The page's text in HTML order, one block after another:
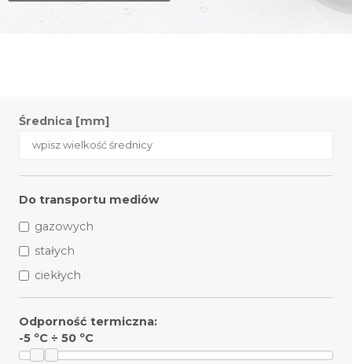
Średnica [mm]
Do transportu mediów
gazowych
stałych
ciekłych
Odporność termiczna:
-5 ºC ÷ 50 ºC